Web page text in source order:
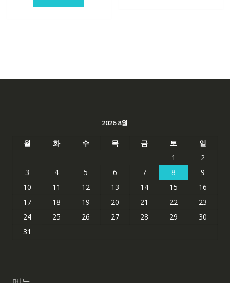
2026 8월
월 화 수 목 금 토
일
1
2
3
4 5 6 7 8
9
10
11 12 13 14 15
16
17
18 19 20 21 22
23
24
25 26 27 28 29
30
31